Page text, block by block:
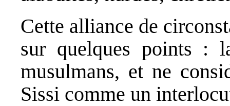
Cette alliance de
sur quelques points :
musulmans, et ne
Sissi comme un